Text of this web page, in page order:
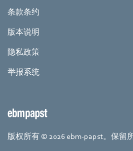
条款条约
版本说明
隐私政策
举报系统
版权所有 © 2026 ebm-papst。保留